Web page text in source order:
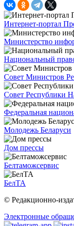
Интернет-портал
Министерство
Национальный
Совет Министров
Совет Республики
Федеральная
Молодежь Беларуси
Дом прессы
Белтаможсервис
БелТА
© Редакционно-
Электронные